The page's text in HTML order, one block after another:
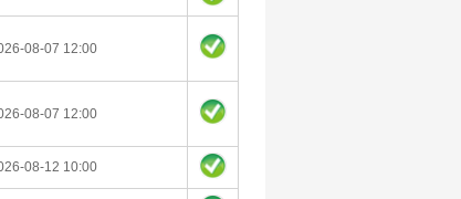
08-07 12:00
08-07 12:00
08-12 10:00